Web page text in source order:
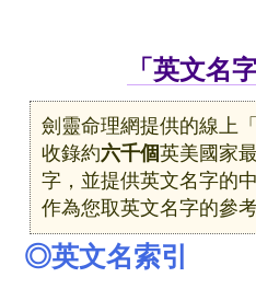
「英文名
劍靈命理網提供的線上
收錄約六千個英美國家
字，並提供英文名字的
作為您取英文名字的參考
◎英文名索引